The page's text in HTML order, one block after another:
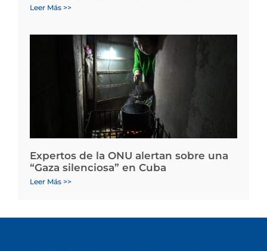
Leer Más >>
Expertos de la ONU alertan sobre una
“Gaza silenciosa” en Cuba
Leer Más >>